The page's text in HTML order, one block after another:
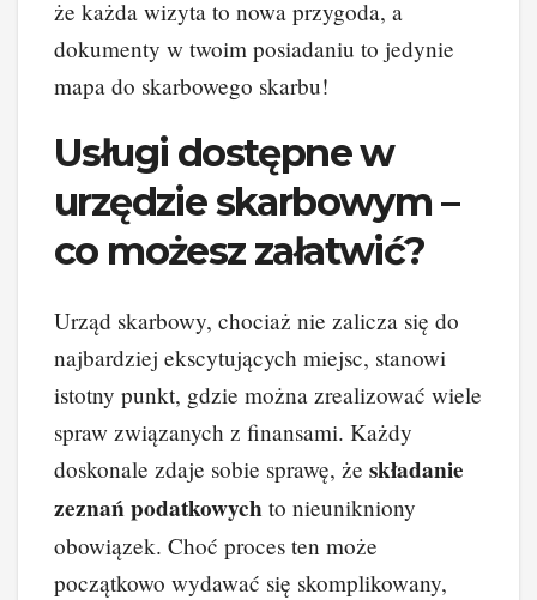
że każda wizyta to nowa przygoda, a
dokumenty w twoim posiadaniu to jedynie
mapa do skarbowego skarbu!
Usługi dostępne w
urzędzie skarbowym –
co możesz załatwić?
Urząd skarbowy, chociaż nie zalicza się do
najbardziej ekscytujących miejsc, stanowi
istotny punkt, gdzie można zrealizować wiele
spraw związanych z finansami. Każdy
doskonale zdaje sobie sprawę, że składanie
zeznań podatkowych to nieunikniony
obowiązek. Choć proces ten może
początkowo wydawać się skomplikowany,